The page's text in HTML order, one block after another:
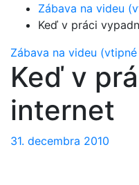
Zábava na videu
Keď v práci
Zábava na videu
Keď v
internet
31. decembra 2010